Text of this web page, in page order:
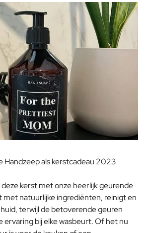
Handzeep als kerstcadeau 2023
kerst met onze heerlijk geurende
met natuurlijke ingrediënten, reinigt en
terwijl de betoverende geuren
ervaring bij elke wasbeurt. Of het nu